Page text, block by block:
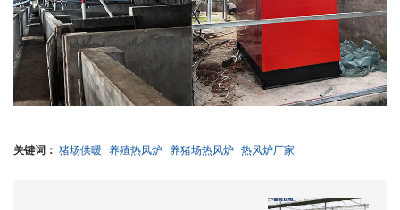
关键词： 猪场供暖 养殖热风炉 养猪场热风炉 热风炉厂家